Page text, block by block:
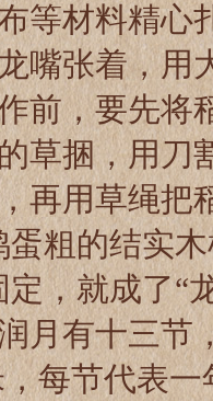
等材料精心
嘴张着，用
前，要先将
草捆，用刀
再用草绳把
蛋粗的结实
定，就成了“
月有十三节
每节代表